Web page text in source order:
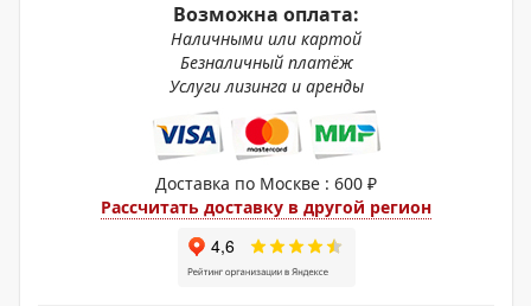
Возможна оплата:
Наличными или картой
Безналичный платёж
Услуги лизинга и аренды
Доставка по Москве : 600 ₽
Рассчитать доставку в другой регион